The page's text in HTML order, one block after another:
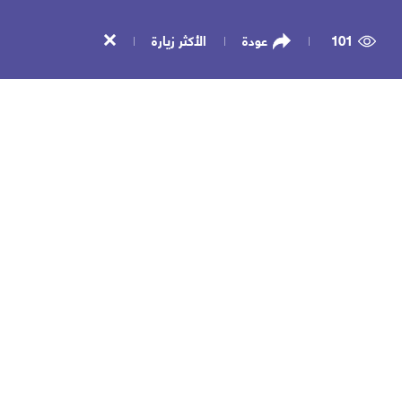
101 عودة الأكثر زيارة